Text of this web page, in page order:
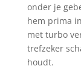
onder je
hem prima
met turbo
trefzeker
houdt.